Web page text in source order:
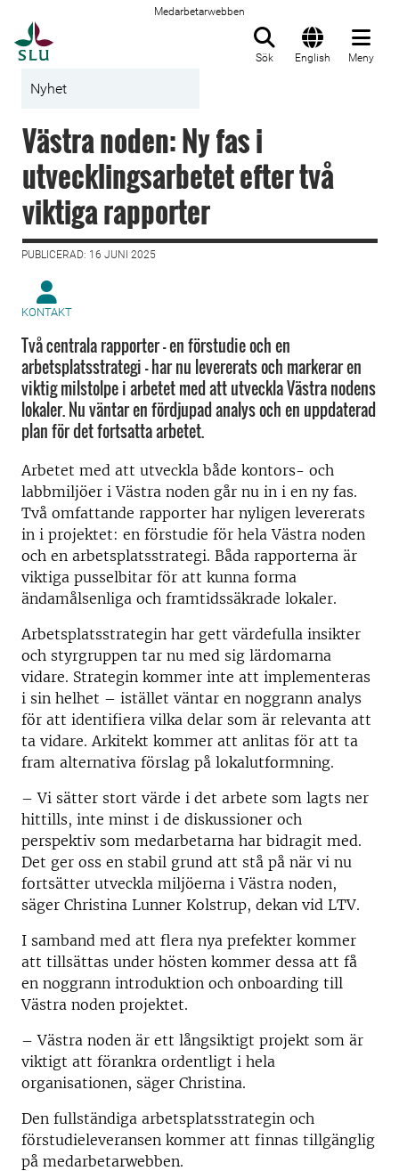
Medarbetarwebben
Sök English Meny
Nyhet
Västra noden: Ny fas i
utvecklingsarbetet efter två
viktiga rapporter
PUBLICERAD: 16 JUNI 2025
KONTAKT
Två centrala rapporter – en förstudie och en
arbetsplatsstrategi – har nu levererats och markerar en
viktig milstolpe i arbetet med att utveckla Västra nodens
lokaler. Nu väntar en fördjupad analys och en uppdaterad
plan för det fortsatta arbetet.
Arbetet med att utveckla både kontors- och
labbmiljöer i Västra noden går nu in i en ny fas.
Två omfattande rapporter har nyligen levererats
in i projektet: en förstudie för hela Västra noden
och en arbetsplatsstrategi. Båda rapporterna är
viktiga pusselbitar för att kunna forma
ändamålsenliga och framtidssäkrade lokaler.
Arbetsplatsstrategin har gett värdefulla insikter
och styrgruppen tar nu med sig lärdomarna
vidare. Strategin kommer inte att implementeras
i sin helhet – istället väntar en noggrann analys
för att identifiera vilka delar som är relevanta att
ta vidare. Arkitekt kommer att anlitas för att ta
fram alternativa förslag på lokalutformning.
– Vi sätter stort värde i det arbete som lagts ner
hittills, inte minst i de diskussioner och
perspektiv som medarbetarna har bidragit med.
Det ger oss en stabil grund att stå på när vi nu
fortsätter utveckla miljöerna i Västra noden,
säger Christina Lunner Kolstrup, dekan vid LTV.
I samband med att flera nya prefekter kommer
att tillsättas under hösten kommer dessa att få
en noggrann introduktion och onboarding till
Västra noden projektet.
– Västra noden är ett långsiktigt projekt som är
viktigt att förankra ordentligt i hela
organisationen, säger Christina.
Den fullständiga arbetsplatsstrategin och
förstudieleveransen kommer att finnas tillgänglig
på medarbetarwebben.